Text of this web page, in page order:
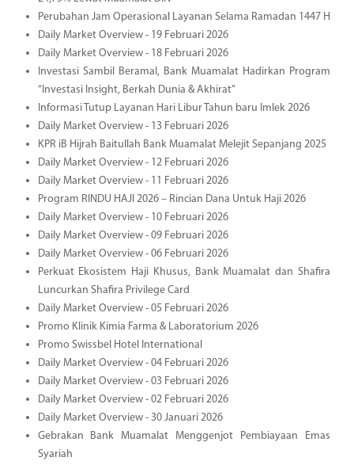
Perubahan Jam Operasional Layanan Selama Ramadan 1447 H
Daily Market Overview - 19 Februari 2026
Daily Market Overview - 18 Februari 2026
Investasi Sambil Beramal, Bank Muamalat Hadirkan Program
“Investasi Insight, Berkah Dunia & Akhirat”
Informasi Tutup Layanan Hari Libur Tahun baru Imlek 2026
Daily Market Overview - 13 Februari 2026
KPR iB Hijrah Baitullah Bank Muamalat Melejit Sepanjang 2025
Daily Market Overview - 12 Februari 2026
Daily Market Overview - 11 Februari 2026
Program RINDU HAJI 2026 – Rincian Dana Untuk Haji 2026
Daily Market Overview - 10 Februari 2026
Daily Market Overview - 09 Februari 2026
Daily Market Overview - 06 Februari 2026
Perkuat Ekosistem Haji Khusus, Bank Muamalat dan Shafira
Luncurkan Shafira Privilege Card
Daily Market Overview - 05 Februari 2026
Promo Klinik Kimia Farma & Laboratorium 2026
Promo Swissbel Hotel International
Daily Market Overview - 04 Februari 2026
Daily Market Overview - 03 Februari 2026
Daily Market Overview - 02 Februari 2026
Daily Market Overview - 30 Januari 2026
Gebrakan Bank Muamalat Menggenjot Pembiayaan Emas
Syariah